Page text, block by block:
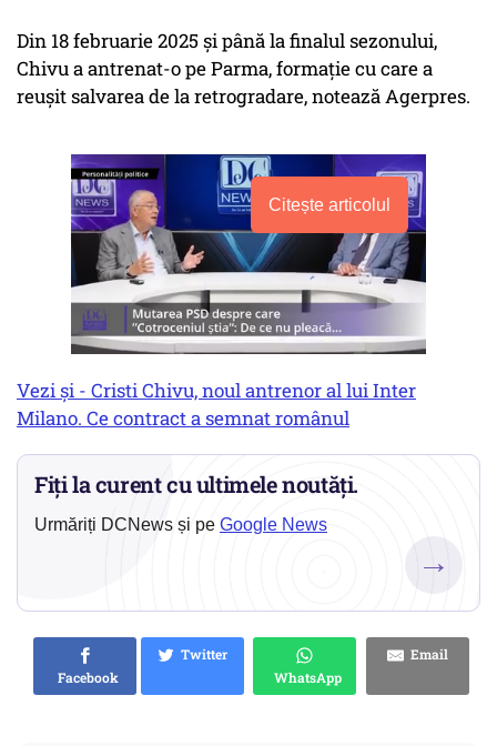
Din 18 februarie 2025 şi până la finalul sezonului,
Chivu a antrenat-o pe Parma, formaţie cu care a
reuşit salvarea de la retrogradare, notează Agerpres.
Citește articolul
Vezi și - Cristi Chivu, noul antrenor al lui Inter
Milano. Ce contract a semnat românul
Fiți la curent cu ultimele noutăți.
Urmăriți DCNews și pe Google News
→
Facebook
Twitter
WhatsApp
Email